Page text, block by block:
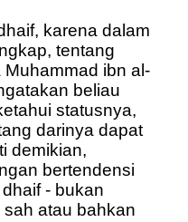
karena dalam
tentang
ibn al-
beliau
statusnya,
darinya dapat
demikian,
bertendensi
- bukan
sah atau bahkan